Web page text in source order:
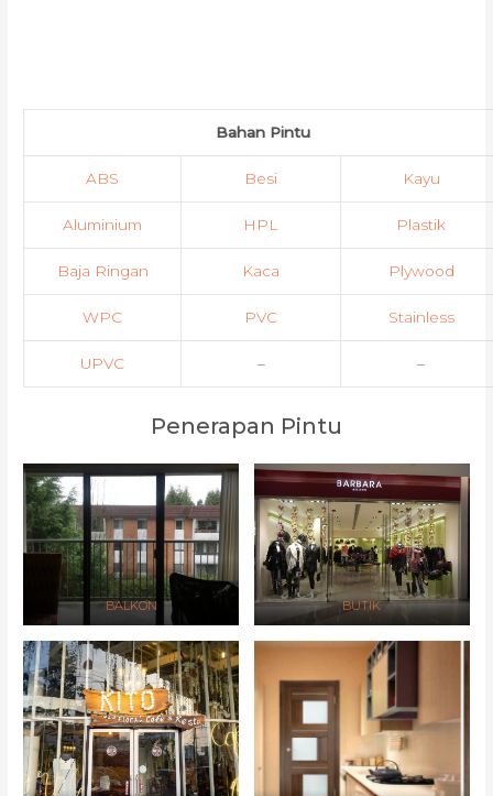
Bahan Pintu
ABS Besi Kayu
Aluminium HPL Plastik
Baja Ringan Kaca Plywood
WPC PVC Stainless
UPVC – –
Penerapan Pintu
BALKON BUTIK